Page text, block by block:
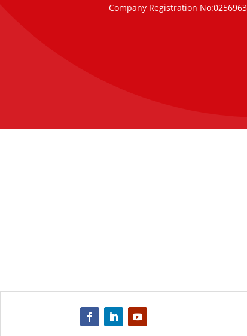
Company Registration